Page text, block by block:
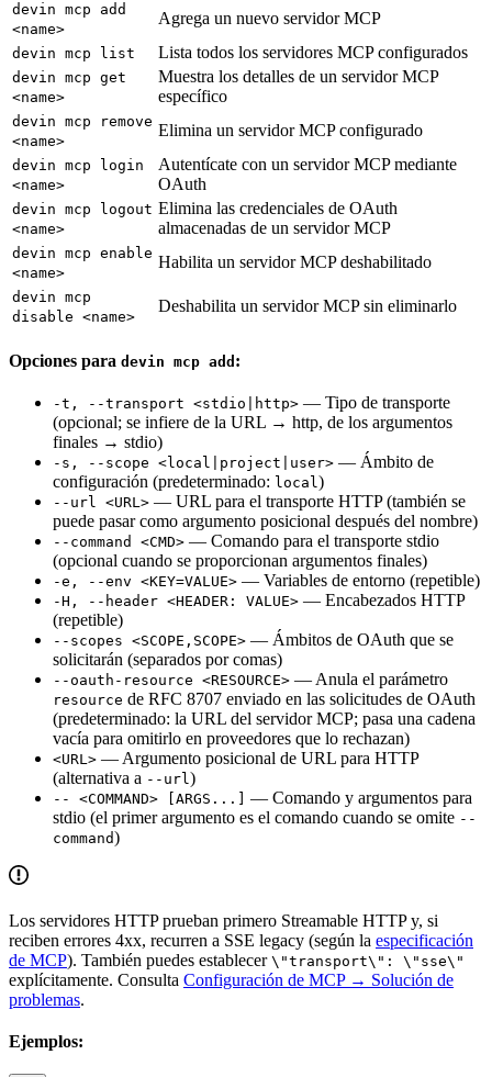
devin mcp add
<name>
Agrega un nuevo servidor MCP
devin mcp list Lista todos los servidores MCP configurados
devin mcp get
<name>
Muestra los detalles de un servidor MCP
específico
devin mcp remove
<name>
Elimina un servidor MCP configurado
devin mcp login
<name>
Autentícate con un servidor MCP mediante
OAuth
devin mcp logout
<name>
Elimina las credenciales de OAuth
almacenadas de un servidor MCP
devin mcp enable
<name>
Habilita un servidor MCP deshabilitado
devin mcp
disable <name>
Deshabilita un servidor MCP sin eliminarlo
Opciones para devin mcp add :
-t, --transport <stdio|http> — Tipo de transporte
(opcional; se infiere de la URL → http, de los argumentos
finales → stdio)
-s, --scope <local|project|user> — Ámbito de
configuración (predeterminado: local)
--url <URL> — URL para el transporte HTTP (también se
puede pasar como argumento posicional después del nombre)
--command <CMD> — Comando para el transporte stdio
(opcional cuando se proporcionan argumentos finales)
-e, --env <KEY=VALUE> — Variables de entorno (repetible)
-H, --header <HEADER: VALUE> — Encabezados HTTP
(repetible)
--scopes <SCOPE,SCOPE> — Ámbitos de OAuth que se
solicitarán (separados por comas)
--oauth-resource <RESOURCE> — Anula el parámetro
resource de RFC 8707 enviado en las solicitudes de OAuth
(predeterminado: la URL del servidor MCP; pasa una cadena
vacía para omitirlo en proveedores que lo rechazan)
<URL> — Argumento posicional de URL para HTTP
(alternativa a --url)
-- <COMMAND> [ARGS...]
— Comando y argumentos para
stdio (el primer argumento es el comando cuando se omite --
command)
Los servidores HTTP prueban primero Streamable HTTP y, si
reciben errores 4xx, recurren a SSE legacy (según la especificación
de MCP). También puedes establecer \"transport\": \"sse\"
explícitamente. Consulta Configuración de MCP → Solución de
problemas.
Ejemplos: